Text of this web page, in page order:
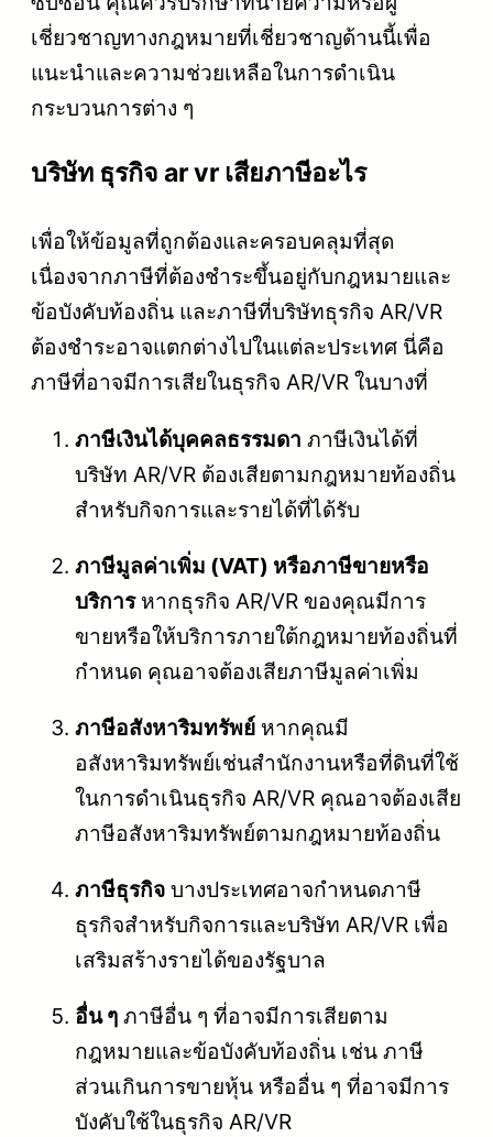
เชี่ยวชาญทางกฎหมายที่เชี่ยวชาญด้านนี้เพื่อ
แนะนำและความช่วยเหลือในการดำเนิน
กระบวนการต่าง ๆ
บริษัท ธุรกิจ ar vr เสียภาษีอะไร
เพื่อให้ข้อมูลที่ถูกต้องและครอบคลุมที่สุด
เนื่องจากภาษีที่ต้องชำระขึ้นอยู่กับกฎหมายและ
ข้อบังคับท้องถิ่น และภาษีที่บริษัทธุรกิจ AR/VR
ต้องชำระอาจแตกต่างไปในแต่ละประเทศ นี่คือ
ภาษีที่อาจมีการเสียในธุรกิจ AR/VR ในบางที่
ภาษีเงินได้บุคคลธรรมดา ภาษีเงินได้ที่
บริษัท AR/VR ต้องเสียตามกฎหมายท้องถิ่น
สำหรับกิจการและรายได้ที่ได้รับ
ภาษีมูลค่าเพิ่ม (VAT) หรือภาษีขายหรือ
บริการหากธุรกิจ AR/VR ของคุณมีการ
ขายหรือให้บริการภายใต้กฎหมายท้องถิ่นที่
กำหนด คุณอาจต้องเสียภาษีมูลค่าเพิ่ม
ภาษีอสังหาริมทรัพย์ หากคุณมี
อสังหาริมทรัพย์เช่นสำนักงานหรือที่ดินที่ใช้
ในการดำเนินธุรกิจ AR/VR คุณอาจต้องเสีย
ภาษีอสังหาริมทรัพย์ตามกฎหมายท้องถิ่น
ภาษีธุรกิจ บางประเทศอาจกำหนดภาษี
ธุรกิจสำหรับกิจการและบริษัท AR/VR เพื่อ
เสริมสร้างรายได้ของรัฐบาล
อื่น ๆ ภาษีอื่น ๆ ที่อาจมีการเสียตาม
กฎหมายและข้อบังคับท้องถิ่น เช่น ภาษี
ส่วนเกินการขายหุ้น หรืออื่น ๆ ที่อาจมีการ
บังคับใช้ในธุรกิจ AR/VR